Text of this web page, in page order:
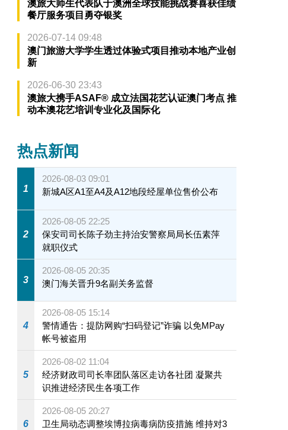
澳旅大师生代表队于澳洲全球技能挑战赛喜获佳绩
餐厅服务项目勇夺银奖
2026-07-14 09:48
澳门旅游大学学生透过体验式项目推动本地产业创
新
2026-06-30 23:43
澳旅大携手ASAF® 成立法国花艺认证澳门考点 推
动本澳花艺培训专业化及国际化
热点新闻
1
2026-08-03 09:01
新城A区A1至A4及A12地段经屋单位售价公布
2
2026-08-05 22:25
保安司司长陈子劲主持治安警察局局长伍素萍
就职仪式
3
2026-08-05 20:35
澳门海关晋升9名副关务监督
4
2026-08-05 15:14
警情通告：提防网购“扫码登记”诈骗 以免MPay
帐号被盗用
5
2026-08-02 11:04
经济财政司司长率团队落区走访各社团 凝聚共
识推进经济民生各项工作
6
2026-08-05 20:27
卫生局动态调整埃博拉病毒病防疫措施 维持对3